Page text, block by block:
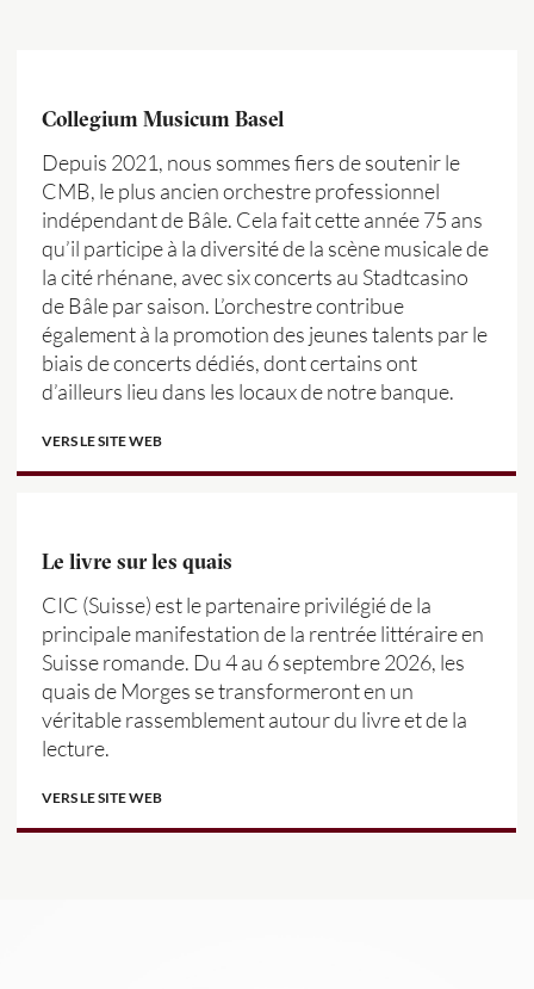
Collegium Musicum Basel
Depuis 2021, nous sommes fiers de soutenir le
CMB, le plus ancien orchestre professionnel
indépendant de Bâle. Cela fait cette année 75 ans
qu’il participe à la diversité de la scène musicale de
la cité rhénane, avec six concerts au Stadtcasino
de Bâle par saison. L’orchestre contribue
également à la promotion des jeunes talents par le
biais de concerts dédiés, dont certains ont
d’ailleurs lieu dans les locaux de notre banque.
VERS LE SITE WEB
Le livre sur les quais
CIC (Suisse) est le partenaire privilégié de la
principale manifestation de la rentrée littéraire en
Suisse romande. Du 4 au 6 septembre 2026, les
quais de Morges se transformeront en un
véritable rassemblement autour du livre et de la
lecture.
VERS LE SITE WEB